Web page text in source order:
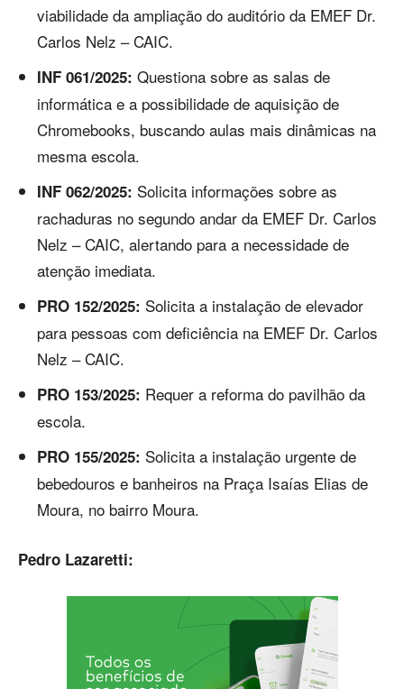
viabilidade da ampliação do auditório da EMEF Dr.
Carlos Nelz – CAIC.
INF 061/2025: Questiona sobre as salas de
informática e a possibilidade de aquisição de
Chromebooks, buscando aulas mais dinâmicas na
mesma escola.
INF 062/2025: Solicita informações sobre as
rachaduras no segundo andar da EMEF Dr. Carlos
Nelz – CAIC, alertando para a necessidade de
atenção imediata.
PRO 152/2025: Solicita a instalação de elevador
para pessoas com deficiência na EMEF Dr. Carlos
Nelz – CAIC.
PRO 153/2025: Requer a reforma do pavilhão da
escola.
PRO 155/2025: Solicita a instalação urgente de
bebedouros e banheiros na Praça Isaías Elias de
Moura, no bairro Moura.
Pedro Lazaretti: